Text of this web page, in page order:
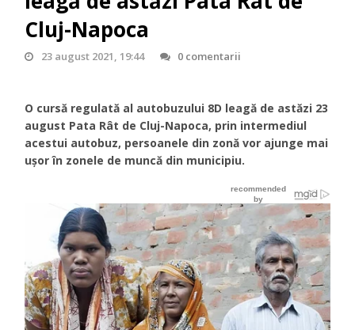
Cluj-Napoca
23 august 2021, 19:44 0 comentarii
O cursă regulată al autobuzului 8D leagă de astăzi 23
august Pata Rât de Cluj-Napoca, prin intermediul
acestui autobuz, persoanele din zonă vor ajunge mai
ușor în zonele de muncă din municipiu.